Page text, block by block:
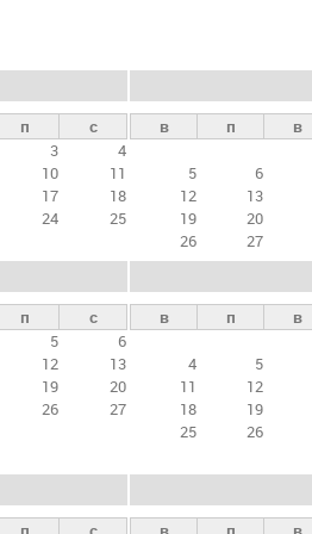
п
с
3
4
10
11
17
18
24
25
в п в
5
6
12
13
19
20
26
27
п
с
5
6
12
13
19
20
26
27
в п в
4
5
11
12
18
19
25
26